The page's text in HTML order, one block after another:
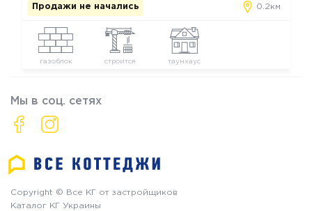
Продажи не начались 0.2км
газоблок строится таунхаус
Мы в соц. сетях
Copyright © Все КГ от застройщиков
Каталог КГ Украины